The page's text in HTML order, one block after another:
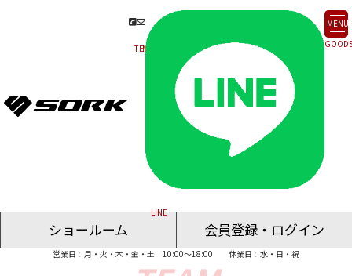
MENU
ショールーム
東京ショールーム
名古屋ショールーム
大阪ショールーム
福岡ショールーム
会員登録・ログイン
営業日：月・火・木・金・土 10:00～18:00 休業日：水・日・祝